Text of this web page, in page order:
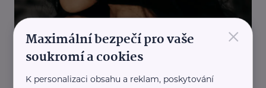
Cosmee Vision s. r. o.
×
Maximální bezpečí pro vaše
soukromí a cookies
K personalizaci obsahu a reklam, poskytování